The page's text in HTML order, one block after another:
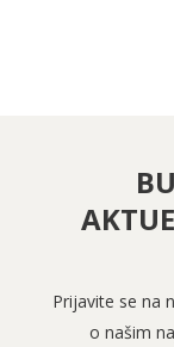
Prijavite se na
o našim